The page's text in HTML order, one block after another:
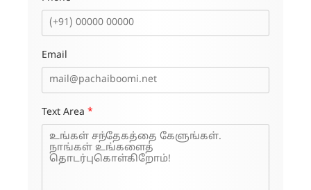
Email
Text Area *